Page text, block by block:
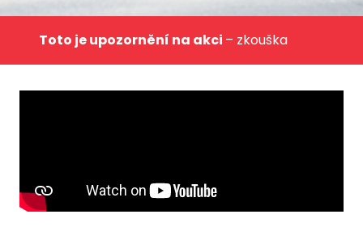
Toto je upozornění na akci – zkouška